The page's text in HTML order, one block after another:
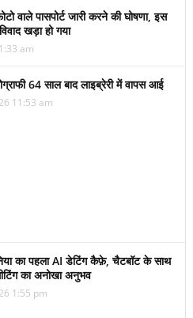
वाले पासपोर्ट जारी करने की घोषणा, इस
खड़ा हो गया
am
64 साल बाद लाइब्रेरी में वापस आई
11:53 am
का पहला AI डेटिंग कैफ़े, चैटबॉट के साथ
का अनोखा अनुभव
1:55 pm